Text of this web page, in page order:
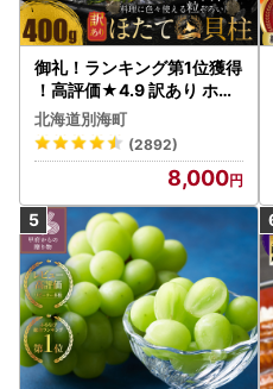
御礼！ランキング第1位獲得
！高評価★4.9 訳あり ホタ
テ 400g（ほたて 帆立 貝柱
冷凍 ）
北海道別海町
(2892)
8,000